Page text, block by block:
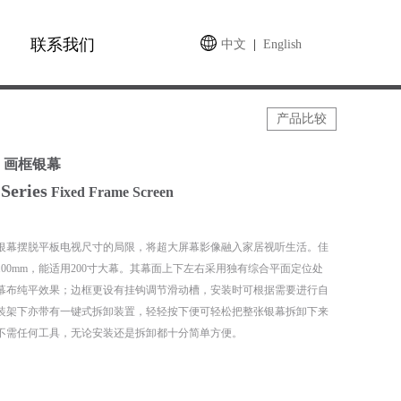
联系我们 中文 English
产品比较
画框银幕
Fixed Frame Screen
幕摆脱平板电视尺寸的局限，将超大屏幕影像融入家居视听生活。佳
，能适用200寸大幕。其幕面上下左右采用独有综合平面定位处
布纯平效果；边框更设有挂钩调节滑动槽，安装时可根据需要进行自
架下亦带有一键式拆卸装置，轻轻按下便可轻松把整张银幕拆卸下来
需任何工具，无论安装还是拆卸都十分简单方便。